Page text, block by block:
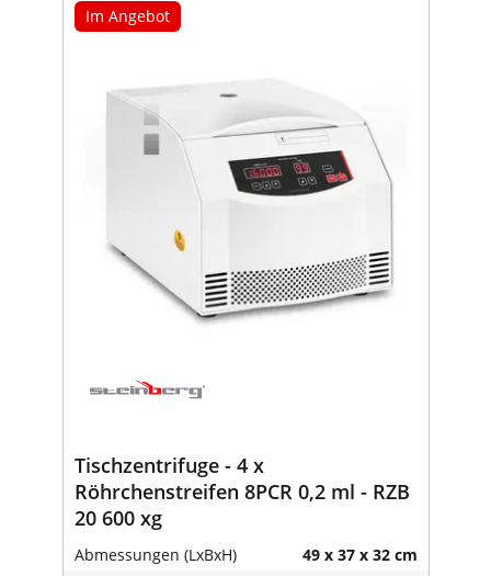
Im Angebot
Tischzentrifuge - 4 x
Röhrchenstreifen 8PCR 0,2 ml - RZB
20 600 xg
Abmessungen (LxBxH) 49 x 37 x 32 cm